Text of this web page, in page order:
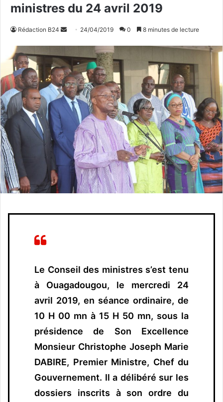
ministres du 24 avril 2019
Rédaction B24
o
y
e
r
o
u
24/04/2019 0 8 minutes de lecture
Le Conseil des ministres s’est tenu
à Ouagadougou, le mercredi 24
avril 2019, en séance ordinaire, de
10 H 00 mn à 15 H 50 mn, sous la
présidence de Son Excellence
Monsieur Christophe Joseph Marie
DABIRE, Premier Ministre, Chef du
Gouvernement. Il a délibéré sur les
dossiers inscrits à son ordre du